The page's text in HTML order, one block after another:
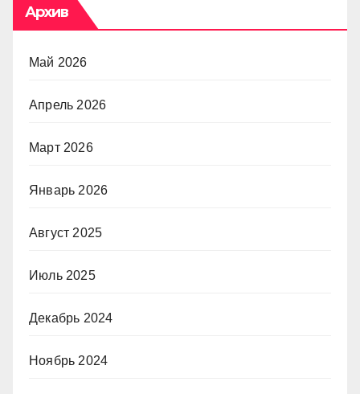
Архив
Май 2026
Апрель 2026
Март 2026
Январь 2026
Август 2025
Июль 2025
Декабрь 2024
Ноябрь 2024